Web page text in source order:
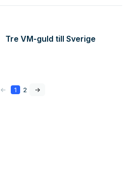
Tre VM-guld till Sverige
<- 1 2 ->